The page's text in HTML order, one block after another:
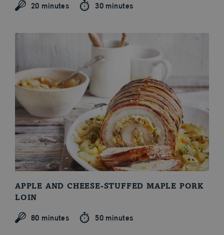
20 minutes 30 minutes
APPLE AND CHEESE-STUFFED MAPLE PORK
LOIN
80 minutes 50 minutes